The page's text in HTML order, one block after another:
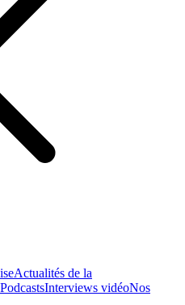
Actualités de la
PodcastsInterviews vidéoNos